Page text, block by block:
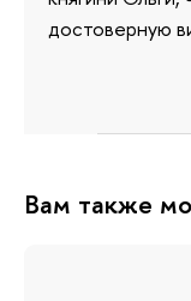
достоверную
Вам также